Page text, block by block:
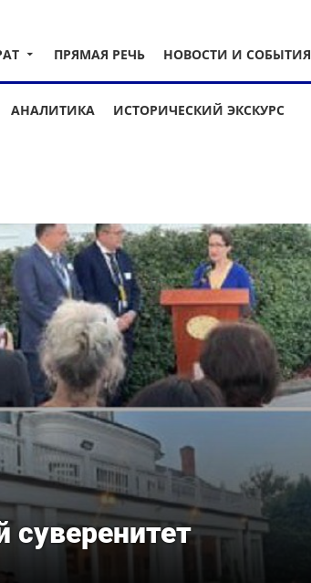
ПРЯМАЯ РЕЧЬ НОВОСТИ И СОБЫТИЯ
АНАЛИТИКА ИСТОРИЧЕСКИЙ ЭКСКУРС
суверенитет